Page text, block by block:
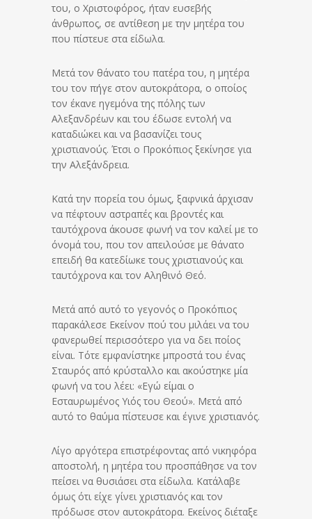
του, ο Χριστοφόρος, ήταν ευσεβής
άνθρωπος, σε αντίθεση με την μητέρα του
που πίστευε στα είδωλα.
Μετά τον θάνατο του πατέρα του, η μητέρα
του τον πήγε στον αυτοκράτορα, ο οποίος
τον έκανε ηγεμόνα της πόλης των
Αλεξανδρέων και του έδωσε εντολή να
καταδιώκει και να βασανίζει τους
χριστιανούς. Έτσι ο Προκόπιος ξεκίνησε για
την Αλεξάνδρεια.
Κατά την πορεία του όμως, ξαφνικά άρχισαν
να πέφτουν αστραπές και βροντές και
ταυτόχρονα άκουσε φωνή να τον καλεί με το
όνομά του, που τον απειλούσε με θάνατο
επειδή θα κατεδίωκε τους χριστιανούς και
ταυτόχρονα και τον Αληθινό Θεό.
Μετά από αυτό το γεγονός ο Προκόπιος
παρακάλεσε Εκείνον πού του μιλάει να του
φανερωθεί περισσότερο για να δει ποίος
είναι. Τότε εμφανίστηκε μπροστά του ένας
Σταυρός από κρύσταλλο και ακούστηκε μία
φωνή να του λέει: «Εγώ είμαι ο
Εσταυρωμένος Υιός του Θεού». Μετά από
αυτό το θαύμα πίστευσε και έγινε χριστιανός.
Λίγο αργότερα επιστρέφοντας από νικηφόρα
αποστολή, η μητέρα του προσπάθησε να τον
πείσει να θυσιάσει στα είδωλα. Κατάλαβε
όμως ότι είχε γίνει χριστιανός και τον
πρόδωσε στον αυτοκράτορα. Εκείνος διέταξε